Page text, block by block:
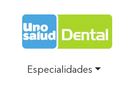
Especialidades